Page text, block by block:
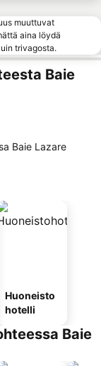
muuttuvat
aina löydä
trivagosta.
Baie
Baie Lazare
Huoneisto
hotelli
Baie